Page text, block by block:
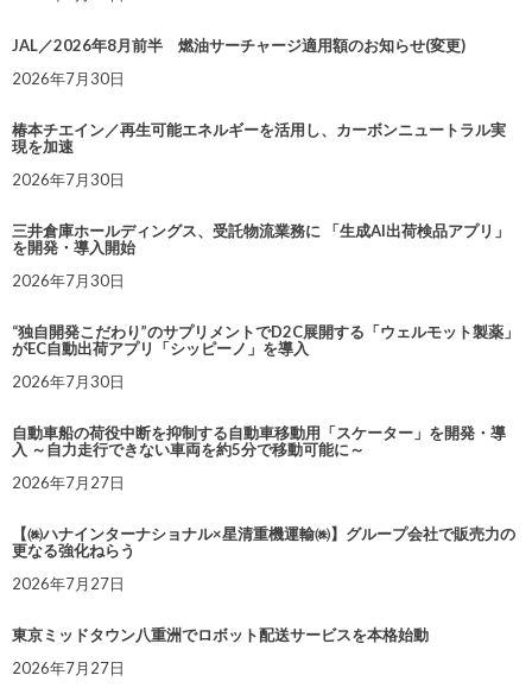
JAL／2026年8月前半 燃油サーチャージ適用額のお知らせ(変更)
2026年7月30日
椿本チエイン／再生可能エネルギーを活用し、カーボンニュートラル実
現を加速
2026年7月30日
三井倉庫ホールディングス、受託物流業務に 「生成AI出荷検品アプリ」
を開発・導入開始
2026年7月30日
“独自開発こだわり”のサプリメントでD2C展開する「ウェルモット製薬」
がEC自動出荷アプリ「シッピーノ」を導入
2026年7月30日
自動車船の荷役中断を抑制する自動車移動用「スケーター」を開発・導
入 ～自力走行できない車両を約5分で移動可能に～
2026年7月27日
【㈱ハナインターナショナル×星清重機運輸㈱】グループ会社で販売力の
更なる強化ねらう
2026年7月27日
東京ミッドタウン八重洲でロボット配送サービスを本格始動
2026年7月27日